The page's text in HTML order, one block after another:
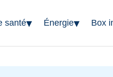
santé▾ Énergie▾ Box